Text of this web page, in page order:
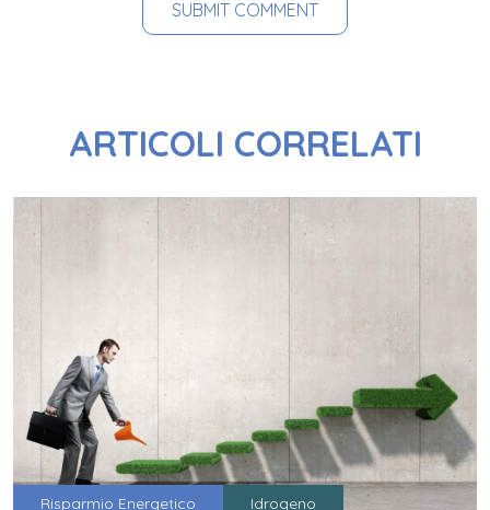
ARTICOLI CORRELATI
Risparmio Energetico Idrogeno